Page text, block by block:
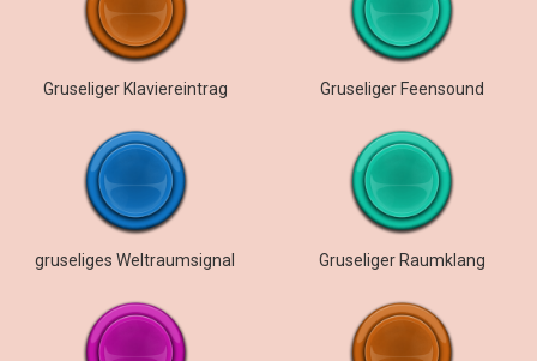
Gruseliger Klaviereintrag Gruseliger Feensound
gruseliges Weltraumsignal Gruseliger Raumklang